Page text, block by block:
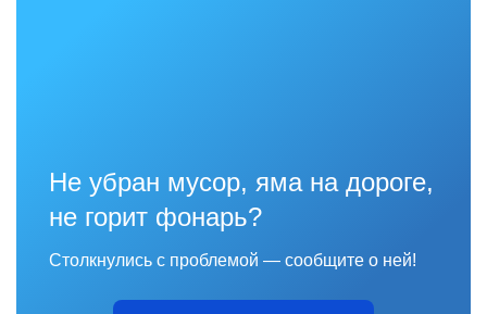
Не убран мусор, яма на дороге,
не горит фонарь?
Столкнулись с проблемой — сообщите о ней!